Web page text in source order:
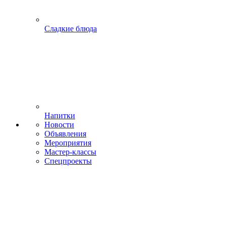
Сладкие блюда
Напитки
Новости
Объявления
Мероприятия
Мастер-классы
Спецпроекты